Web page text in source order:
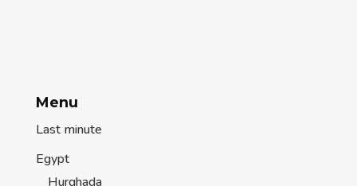
Menu
Last minute
Egypt
Hurghada